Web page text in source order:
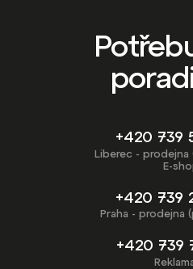
+420 739
Liberec - prodejna
E-
+420 739
Praha - prodejna
+420 739